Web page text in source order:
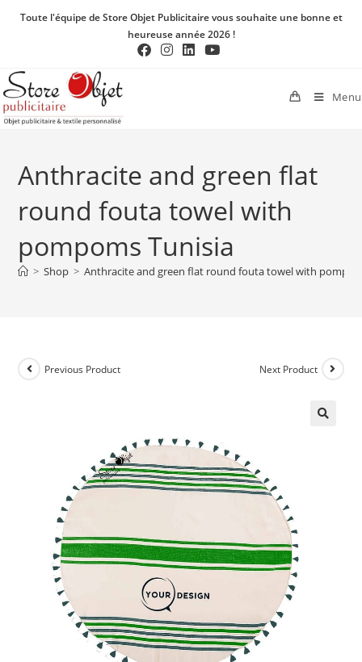
Toute l'équipe de Store Objet Publicitaire vous souhaite une bonne et
heureuse année 2026 !
Menu
Anthracite and green flat
round fouta towel with
pompoms Tunisia
> Shop > Anthracite and green flat round fouta towel with
Previous Product Next Product